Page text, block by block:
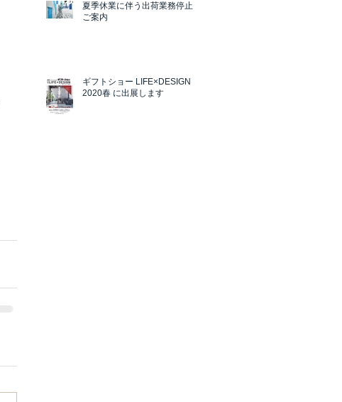
夏季休業に伴う出荷業務停止の
ご案内
ギフトショー LIFE×DESIGN
2020春 に出展します